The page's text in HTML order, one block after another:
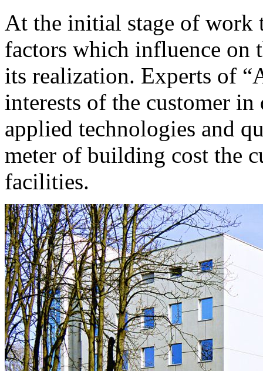
At the initial stage of work
factors which influence on
its realization. Experts of
interests of the customer
applied technologies and
meter of building cost the
facilities.